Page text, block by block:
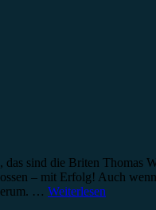
sind die Briten Thomas
– mit Erfolg! Auch
… Weiterlesen